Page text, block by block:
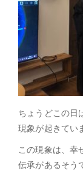
ちょうどこの
現象が起きてい
この現象は、
伝承があるそう